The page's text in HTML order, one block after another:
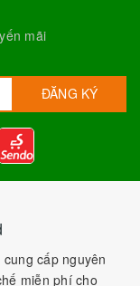
tròn đời hoàn toàn
đầu và làm hài
Tobee Food
đáp ứng mọi
hàng từ